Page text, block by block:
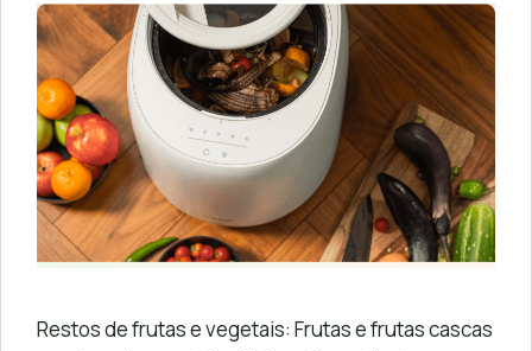
Restos de frutas e vegetais: Frutas e frutas cascas